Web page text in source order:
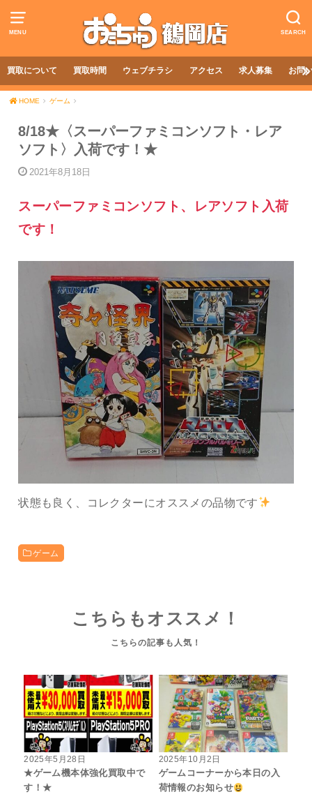
MENU SEARCH
買取について 買取時間 ウェブチラシ アクセス 求人募集 お問
HOME ゲーム
8/18★〈スーパーファミコンソフト・レア
ソフト〉入荷です！★
2021年8月18日
スーパーファミコンソフト、レアソフト入荷
です！
状態も良く、コレクターにオススメの品物です
ゲーム
こちらもオススメ！
2025年5月28日
★ゲーム機本体強化買取中で
す！★
2025年10月2日
ゲームコーナーから本日の入
荷情報のお知らせ